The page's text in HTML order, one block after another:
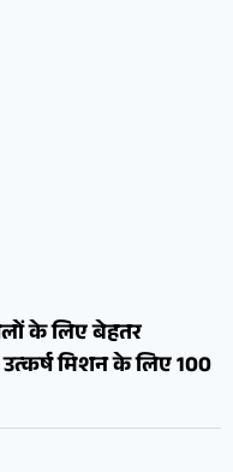
के लिए बेहतर
मिशन के लिए 100